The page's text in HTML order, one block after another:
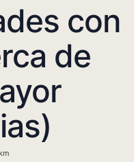
con
de